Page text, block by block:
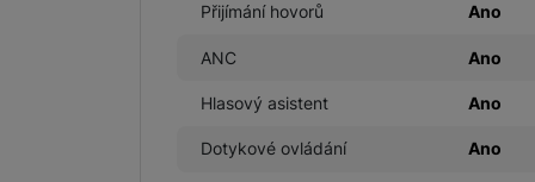
Přijímání hovorů Ano
ANC Ano
Hlasový asistent Ano
Dotykové ovládání Ano